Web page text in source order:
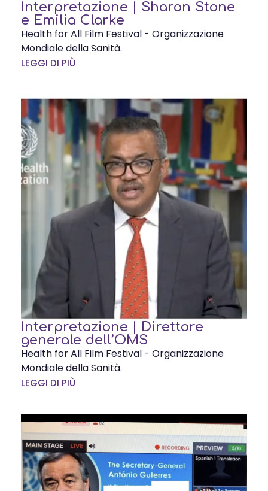
Interpretazione | Sharon Stone
e Emilia Clarke
Health for All Film Festival - Organizzazione
Mondiale della Sanità.
LEGGI DI PIÙ
Interpretazione | Direttore
generale dell’OMS
Health for All Film Festival - Organizzazione
Mondiale della Sanità.
LEGGI DI PIÙ